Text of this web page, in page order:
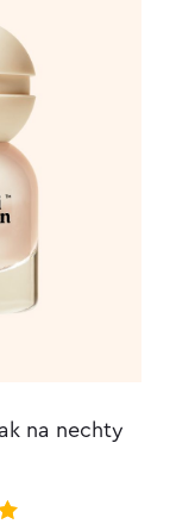
na nechty